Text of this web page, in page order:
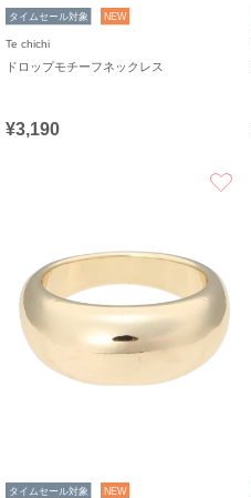
タイムセール対象 NEW
Te chichi
ドロップモチーフネックレス
¥3,190
タイムセール対象 NEW